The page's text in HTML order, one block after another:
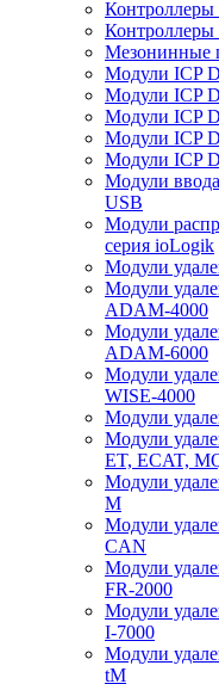
Контроллеры
Мезонинные
Модули ICP
Модули ICP
Модули ICP
Модули ICP
Модули ICP
Модули
USB
Модули
серия ioLogik
Модули
Модули
ADAM-4000
Модули
ADAM-6000
Модули
WISE-4000
Модули
Модули
ET, ECAT,
Модули
M
Модули
CAN
Модули
FR-2000
Модули
I-7000
Модули
tM